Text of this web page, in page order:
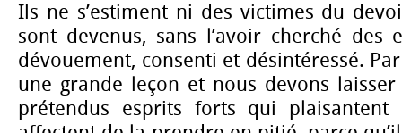
Ils ne s’estiment ni des victimes du
sont devenus, sans l’avoir cherché des
dévouement, consenti et désintéressé.
une grande leçon et nous devons
prétendus esprits forts qui